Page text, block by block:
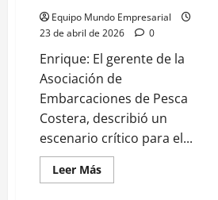
Equipo Mundo Empresarial
23 de abril de 2026
0
Enrique: El gerente de la
Asociación de
Embarcaciones de Pesca
Costera, describió un
escenario crítico para el...
Leer MásLeer
más